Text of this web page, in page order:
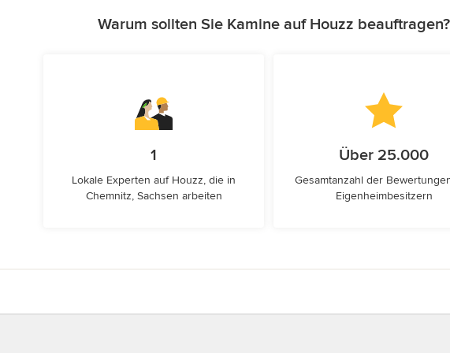
Warum sollten Sie Kamine auf Houzz beauftragen?
1
Lokale Experten auf Houzz, die in
Chemnitz, Sachsen arbeiten
Über 25.000
Gesamtanzahl der
Eigenheimbesitzern